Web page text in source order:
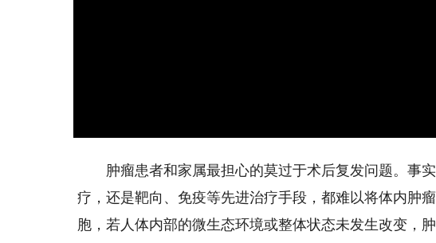
肿瘤患者和家属最担心的莫过于术后复发问题。事
疗，还是靶向、免疫等先进治疗手段，都难以将体内肿
胞，若人体内部的微生态环境或整体状态未发生改变